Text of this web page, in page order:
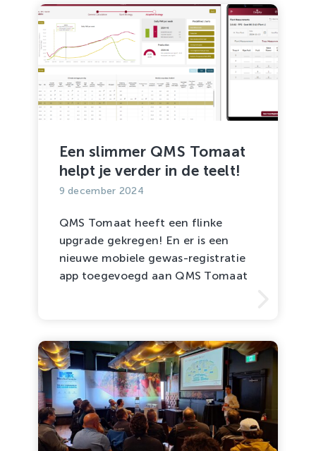
Een slimmer QMS Tomaat
helpt je verder in de teelt!
9 december 2024
QMS Tomaat heeft een flinke
upgrade gekregen! En er is een
nieuwe mobiele gewas-registratie
app toegevoegd aan QMS Tomaat